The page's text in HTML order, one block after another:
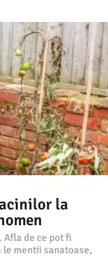
la
de ce pot fi
mentii sanatoase,